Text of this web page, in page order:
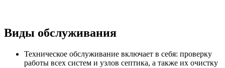
Виды обслуживания
Техническое обслуживание включает в себя: проверку
работы всех систем и узлов септика, а также их очистку